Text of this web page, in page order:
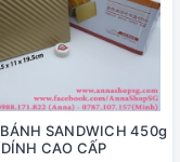
SANDWICH 450g
CAO CẤP